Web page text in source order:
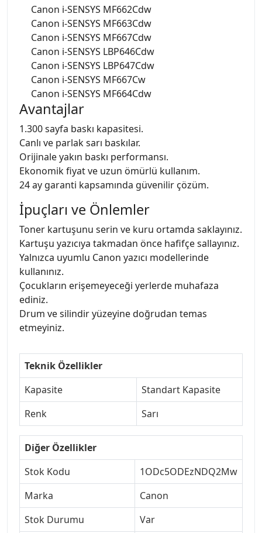
Canon i-SENSYS MF662Cdw
Canon i-SENSYS MF663Cdw
Canon i-SENSYS MF667Cdw
Canon i-SENSYS LBP646Cdw
Canon i-SENSYS LBP647Cdw
Canon i-SENSYS MF667Cw
Canon i-SENSYS MF664Cdw
Avantajlar
1.300 sayfa baskı kapasitesi.
Canlı ve parlak sarı baskılar.
Orijinale yakın baskı performansı.
Ekonomik fiyat ve uzun ömürlü kullanım.
24 ay garanti kapsamında güvenilir çözüm.
İpuçları ve Önlemler
Toner kartuşunu serin ve kuru ortamda saklayınız.
Kartuşu yazıcıya takmadan önce hafifçe sallayınız.
Yalnızca uyumlu Canon yazıcı modellerinde
kullanınız.
Çocukların erişemeyeceği yerlerde muhafaza
ediniz.
Drum ve silindir yüzeyine doğrudan temas
etmeyiniz.
Teknik Özellikler
Kapasite
Standart Kapasite
Renk
Sarı
Diğer Özellikler
Stok Kodu
1ODc5ODEzNDQ2Mw
Marka
Canon
Stok Durumu
Var